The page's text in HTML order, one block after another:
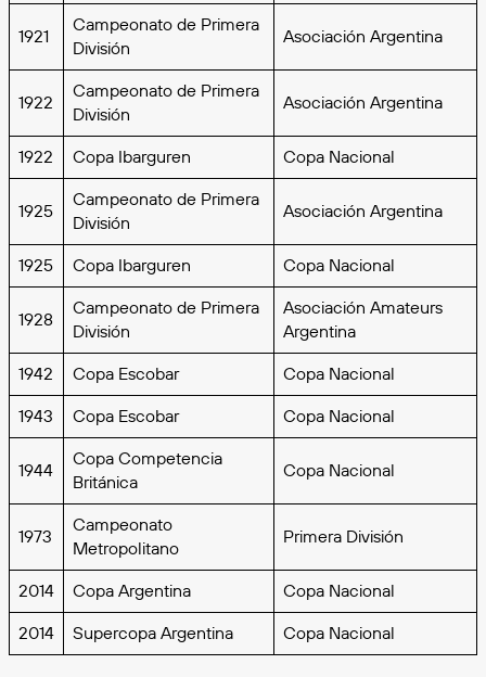
1921
Campeonato de Primera
División
Asociación Argentina
1922
Campeonato de Primera
División
Asociación Argentina
1922 Copa Ibarguren Copa Nacional
1925
Campeonato de Primera
División
Asociación Argentina
1925 Copa Ibarguren Copa Nacional
1928
Campeonato de Primera
División
Asociación Amateurs
Argentina
1942 Copa Escobar Copa Nacional
1943 Copa Escobar Copa Nacional
1944
Copa Competencia
Británica
Copa Nacional
1973
Campeonato
Metropolitano
Primera División
2014 Copa Argentina Copa Nacional
2014 Supercopa Argentina Copa Nacional